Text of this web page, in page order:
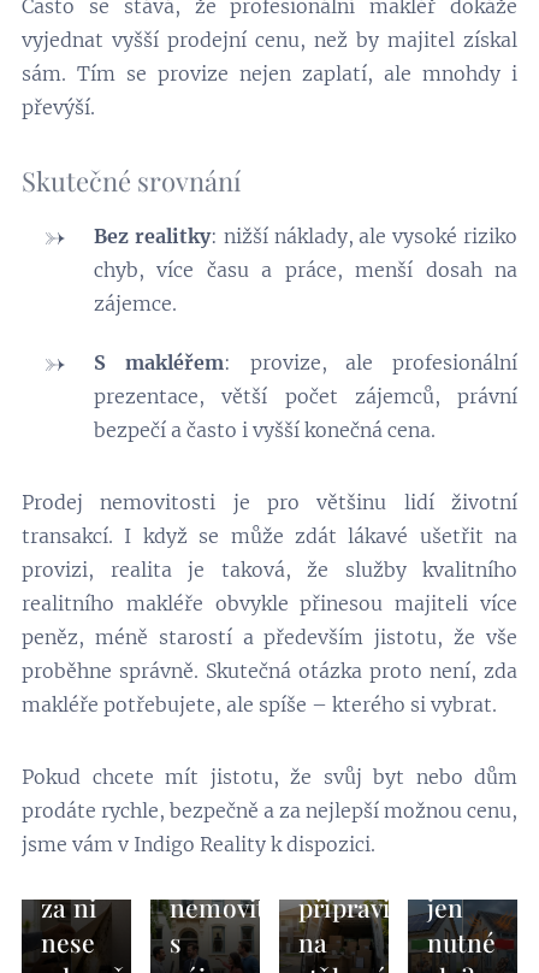
Často se stává, že profesionální makléř dokáže
vyjednat vyšší prodejní cenu, než by majitel získal
sám. Tím se provize nejen zaplatí, ale mnohdy i
převýší.
Skutečné srovnání
Bez realitky: nižší náklady, ale vysoké riziko
chyb, více času a práce, menší dosah na
zájemce.
S makléřem: provize, ale profesionální
prezentace, větší počet zájemců, právní
bezpečí a často i vyšší konečná cena.
Prodej nemovitosti je pro většinu lidí životní
transakcí. I když se může zdát lákavé ušetřit na
provizi, realita je taková, že služby kvalitního
realitního makléře obvykle přinesou majiteli více
peněz, méně starostí a především jistotu, že vše
proběhne správně. Skutečná otázka proto není, zda
makléře potřebujete, ale spíše – kterého si vybrat.
Pokud chcete mít jistotu, že svůj byt nebo dům
prodáte rychle, bezpečně a za nejlepší možnou cenu,
jsme vám v Indigo Reality k dispozici.
04.08.2026
Co je
skrytá
vada
nemovitosti
za ni
nese
10.03.2026
Jak
nemovitost
s
03.03.2026
připravit
na
24.02.2026
jen
nutné